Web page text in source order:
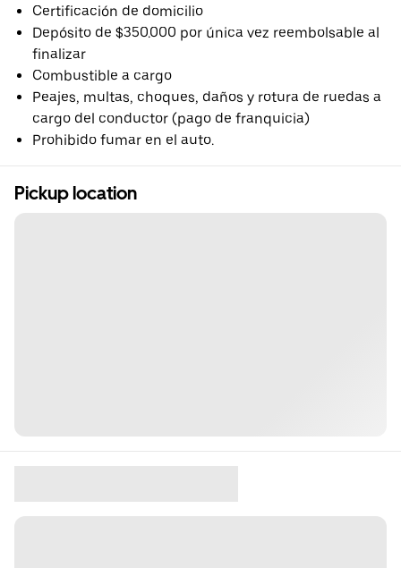
Certificación de domicilio
Depósito de $350.000 por única vez reembolsable al
finalizar
Combustible a cargo
Peajes, multas, choques, daños y rotura de ruedas a
cargo del conductor (pago de franquicia)
Prohibido fumar en el auto.
Pickup location